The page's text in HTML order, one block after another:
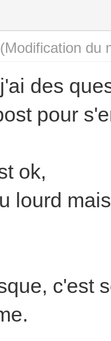
(Modification du
des
pour
ok,
lourd
c'est